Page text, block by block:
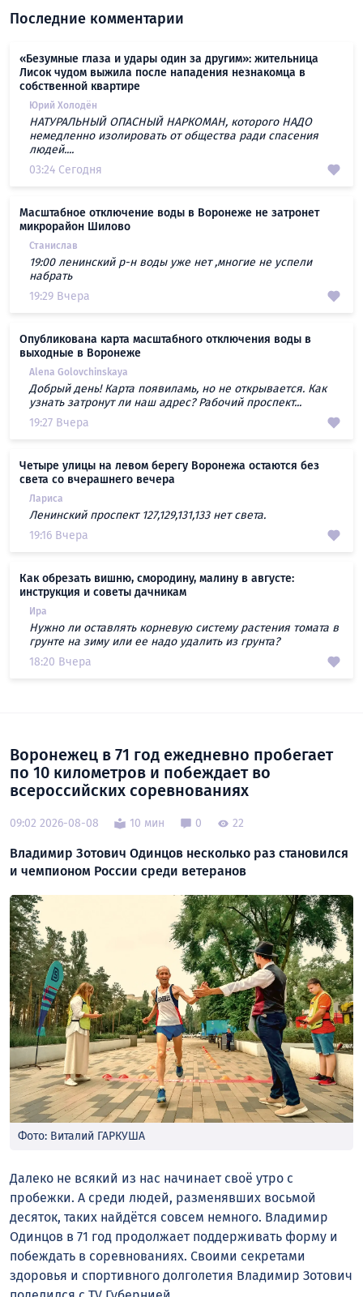
Последние комментарии
«Безумные глаза и удары один за другим»: жительница
Лисок чудом выжила после нападения незнакомца в
собственной квартире
Юрий Холодён
НАТУРАЛЬНЫЙ ОПАСНЫЙ НАРКОМАН, которого НАДО
немедленно изолировать от общества ради спасения
людей....
03:24 Сегодня
Масштабное отключение воды в Воронеже не затронет
микрорайон Шилово
Станислав
19:00 ленинский р-н воды уже нет ,многие не успели
набрать
19:29 Вчера
Опубликована карта масштабного отключения воды в
выходные в Воронеже
Alena Golovchinskaya
Добрый день! Карта появиламь, но не открывается. Как
узнать затронут ли наш адрес? Рабочий проспект...
19:27 Вчера
Четыре улицы на левом берегу Воронежа остаются без
света со вчерашнего вечера
Лариса
Ленинский проспект 127,129,131,133 нет света.
19:16 Вчера
Как обрезать вишню, смородину, малину в августе:
инструкция и советы дачникам
Ира
Нужно ли оставлять корневую систему растения томата в
грунте на зиму или ее надо удалить из грунта?
18:20 Вчера
Воронежец в 71 год ежедневно пробегает
по 10 километров и побеждает во
всероссийских соревнованиях
09:02 2026-08-08 10 мин 0 22
Владимир Зотович Одинцов несколько раз становился
и чемпионом России среди ветеранов
Фото: Виталий ГАРКУША
Далеко не всякий из нас начинает своё утро с
пробежки. А среди людей, разменявших восьмой
десяток, таких найдётся совсем немного. Владимир
Одинцов в 71 год продолжает поддерживать форму и
побеждать в соревнованиях. Своими секретами
здоровья и спортивного долголетия Владимир Зотович